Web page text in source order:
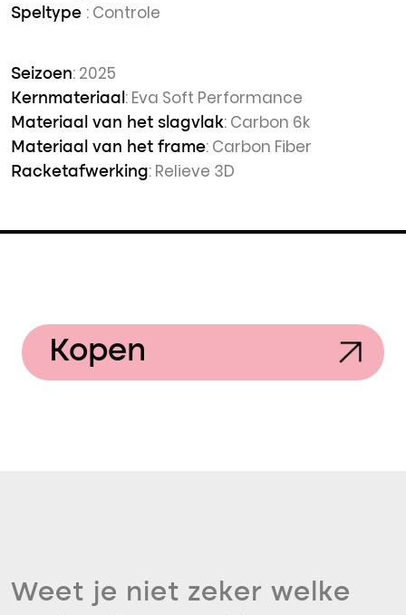
Speltype : Controle
Seizoen: 2025
Kernmateriaal : Eva Soft Performance
Materiaal van het slagvlak: Carbon 6k
Materiaal van het frame: Carbon Fiber
Racketafwerking: Relieve 3D
Kopen
Weet je niet zeker welke